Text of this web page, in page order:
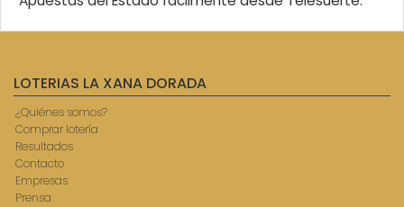
LOTERIAS LA XANA DORADA
¿Quiénes somos?
Comprar lotería
Resultados
Contacto
Empresas
Prensa